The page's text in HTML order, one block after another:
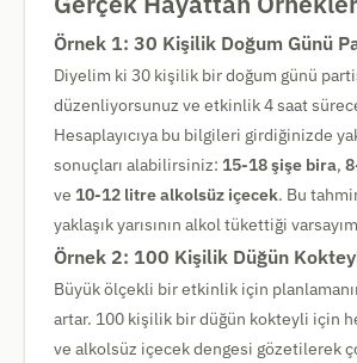
Örnek 1: 30 Kişilik Doğum Günü
Diyelim ki 30 kişilik bir doğum günü
düzenliyorsunuz ve etkinlik 4 saat
Hesaplayıcıya bu bilgileri girdiğinizde
sonuçları alabilirsiniz: 15-18 şişe bira,
ve 10-12 litre alkolsüz içecek. Bu
yaklaşık yarısının alkol tükettiği
Örnek 2: 100 Kişilik Düğün
Büyük ölçekli bir etkinlik için
artar. 100 kişilik bir düğün kokteyli için
ve alkolsüz içecek dengesi gözetilerek